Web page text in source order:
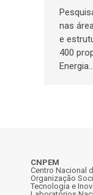
nas
e
400
Energia…
CNPEM
Centro Nacional
Organização
Tecnologia e